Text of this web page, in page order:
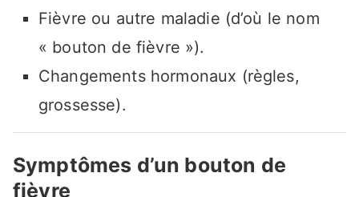
Fièvre ou autre maladie (d’où le nom
« bouton de fièvre »).
Changements hormonaux (règles,
grossesse).
Symptômes d’un bouton de
fièvre